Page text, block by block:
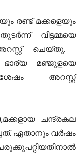
രണ്ട് മക്കളെയും
വീട്ടമ്മയെ
ചെയ്തു.
ഭാര്യ മഞ്ജുളയെ
അറസ്റ്റ്
ചന്ദ്രകല
ഏതാനും വർഷം